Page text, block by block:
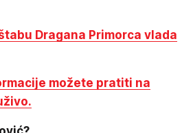
Dragana Primorca vlada
možete pratiti na